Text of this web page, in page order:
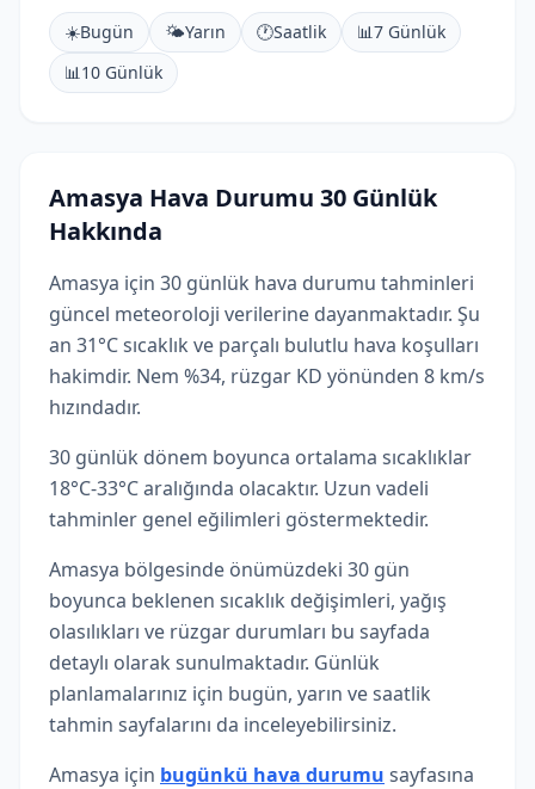
☀️Bugün 🌤️Yarın 🕐Saatlik 📊7 Günlük
📊10 Günlük
Amasya Hava Durumu 30 Günlük
Hakkında
Amasya için 30 günlük hava durumu tahminleri
güncel meteoroloji verilerine dayanmaktadır. Şu
an 31°C sıcaklık ve parçalı bulutlu hava koşulları
hakimdir. Nem %34, rüzgar KD yönünden 8 km/s
hızındadır.
30 günlük dönem boyunca ortalama sıcaklıklar
18°C-33°C aralığında olacaktır. Uzun vadeli
tahminler genel eğilimleri göstermektedir.
Amasya bölgesinde önümüzdeki 30 gün
boyunca beklenen sıcaklık değişimleri, yağış
olasılıkları ve rüzgar durumları bu sayfada
detaylı olarak sunulmaktadır. Günlük
planlamalarınız için bugün, yarın ve saatlik
tahmin sayfalarını da inceleyebilirsiniz.
Amasya için bugünkü hava durumu sayfasına